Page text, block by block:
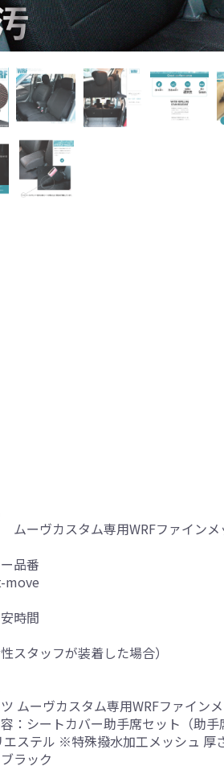
ムーヴカスタム専用WRFファイン
品番
move
時間
性スタッフが装着した場合）
ムーヴカスタム専用WRFファイン
：シートカバー助手席セット（助
エステル ※特殊撥水加工メッシュ 厚
ラック